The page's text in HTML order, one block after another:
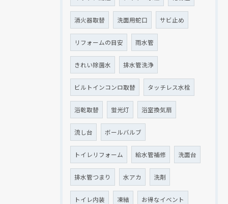
消火器取替 洗面用蛇口 サビ止め
リフォームの目安 雨水管
きれい除菌水 排水管洗浄
ビルトインコンロ取替 タッチレス水栓
浴乾取替 蛍光灯 浴室換気扇
流し台 ボールバルブ
トイレリフォーム 給水管補修 洗面台
排水管つまり 水アカ 洗剤
トイレ内装 凍結 お得なイベント